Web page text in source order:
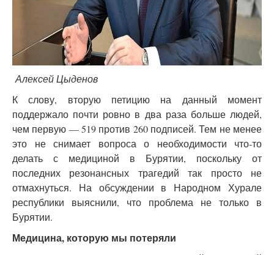
Алексей Цыденов
К слову, вторую петицию на данный момент
поддержало почти ровно в два раза больше людей,
чем первую — 519 против 260 подписей. Тем не менее
это не снимает вопроса о необходимости что-то
делать с медициной в Бурятии, поскольку от
последних резонансных трагедий так просто не
отмахнуться. На обсуждении в Народном Хурале
республики выяснили, что проблема не только в
Бурятии.
Медицина, которую мы потеряли